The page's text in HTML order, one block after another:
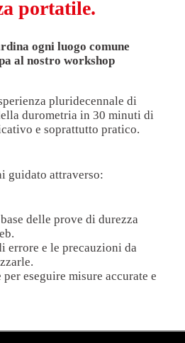
portatile.
ogni luogo comune
al nostro workshop
pluridecennale di
durometria in 30 minuti di
e soprattutto pratico.
guidato attraverso:
delle prove di durezza
e le precauzioni da
eseguire misure accurate e